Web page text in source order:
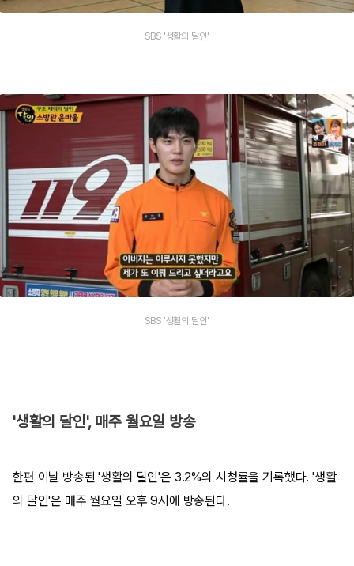
SBS '생활의 달인'
SBS '생활의 달인'
'생활의 달인', 매주 월요일 방송
한편 이날 방송된 '생활의 달인'은 3.2%의 시청률을 기록했다. '생활
의 달인'은 매주 월요일 오후 9시에 방송된다.